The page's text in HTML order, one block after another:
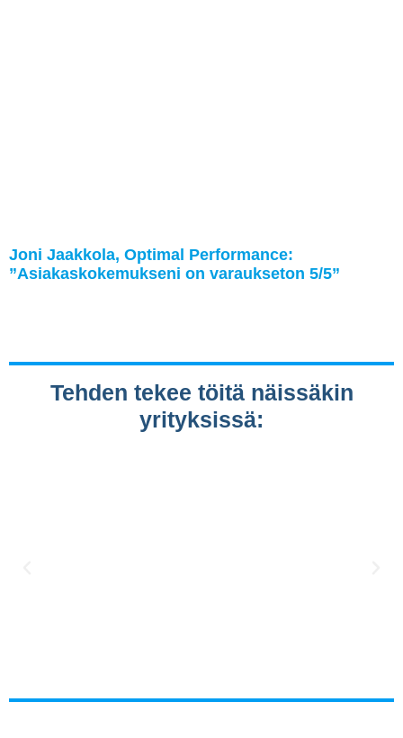
Joni Jaakkola, Optimal Performance:
”Asiakaskokemukseni on varaukseton 5/5”
Tehden tekee töitä näissäkin
yrityksissä: